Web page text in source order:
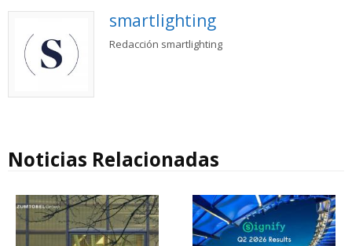
smartlighting
Redacción smartlighting
Noticias Relacionadas